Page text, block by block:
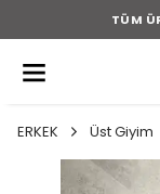
TÜM
ERKEK Üst Giyim